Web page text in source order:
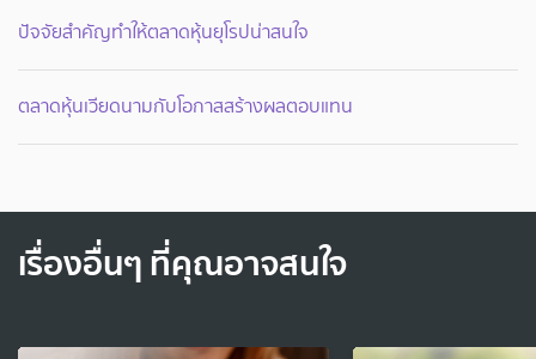
ปัจจัยสำคัญทำให้ตลาดหุ้นยุโรปน่าสนใจ
ตลาดหุ้นเวียดนามกับโอกาสสร้างผลตอบแทน
เรื่องอื่นๆ ที่คุณอาจสนใจ